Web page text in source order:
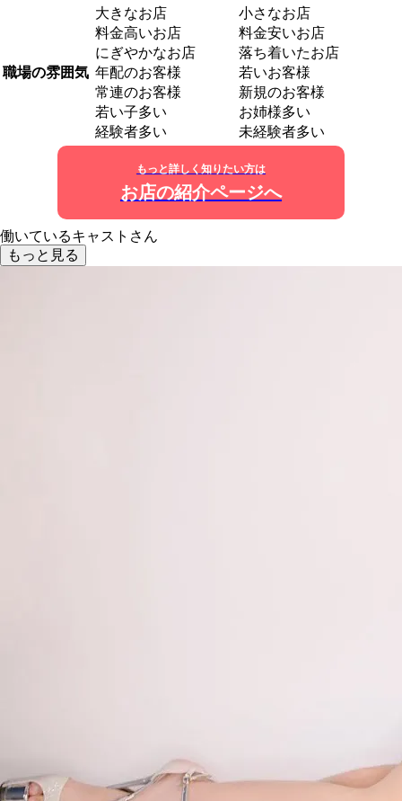
職場の雰囲気
大きなお店
小さなお店
料金高いお店
料金安いお店
にぎやかなお店
落ち着いたお店
年配のお客様
若いお客様
常連のお客様
新規のお客様
若い子多い
お姉様多い
経験者多い
未経験者多い
もっと詳しく知りたい方は
お店の紹介ページへ
働いているキャストさん
もっと見る